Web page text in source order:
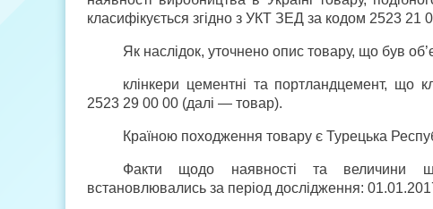
класифікується згідно з УКТ ЗЕД за кодом 2523 21
Як наслідок, уточнено опис товару, що був
клінкери цементні та портландцемент,
2523 29 00 00 (далі — товар).
Країною походження товару є Турецька
Факти щодо наявності та величини
встановлювались за період дослідження: